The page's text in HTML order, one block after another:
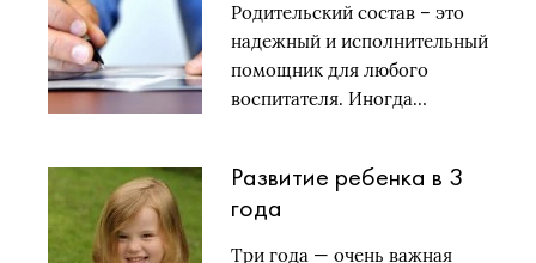
родительского
собрания
Родительский состав – это
надежный и исполнительный
помощник для любого
воспитателя. Иногда…
Развитие ребенка в 3
года
Три года — очень важная